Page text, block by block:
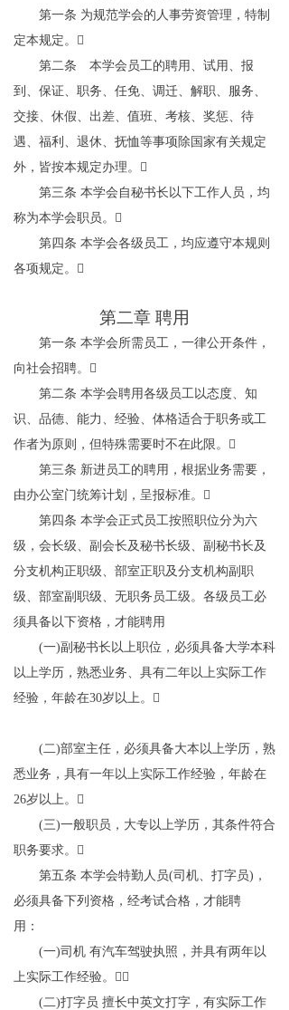
第一条 为规范学会的人事劳资管理，特制
定本规定。

第二条 本学会员工的聘用、试用、报
到、保证、职务、任免、调迁、解职、服务、
交接、休假、出差、值班、考核、奖惩、待
遇、福利、退休、抚恤等事项除国家有关规定
外，皆按本规定办理。

第三条 本学会自秘书长以下工作人员，均
称为本学会职员。

第四条 本学会各级员工，均应遵守本规则
各项规定。

第二章 聘用
第一条 本学会所需员工，一律公开条件，
向社会招聘。

第二条 本学会聘用各级员工以态度、知
识、品德、能力、经验、体格适合于职务或工
作者为原则，但特殊需要时不在此限。

第三条 新进员工的聘用，根据业务需要，
由办公室门统筹计划，呈报标准。

第四条 本学会正式员工按照职位分为六
级，会长级、副会长及秘书长级、副秘书长及
分支机构正职级、部室正职及分支机构副职
级、部室副职级、无职务员工级。各级员工必
须具备以下资格，才能聘用
(一)副秘书长以上职位，必须具备大学本科
以上学历，熟悉业务、具有二年以上实际工作
经验，年龄在30岁以上。 
(二)部室主任，必须具备大本以上学历，熟
悉业务，具有一年以上实际工作经验，年龄在
26岁以上。

(三)一般职员，大专以上学历，其条件符合
职务要求。

第五条 本学会特勤人员(司机、打字员) ，
必须具备下列资格，经考试合格，才能聘
用：
(一)司机 有汽车驾驶执照，并具有两年以
上实际工作经验。

(二)打字员 擅长中英文打字，有实际工作